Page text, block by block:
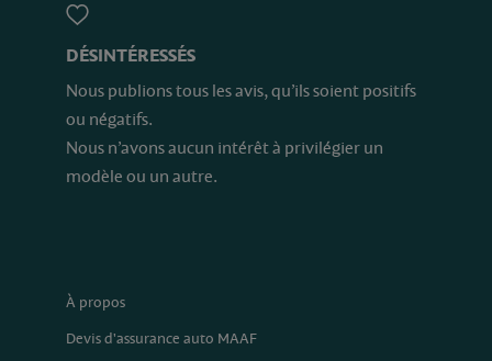
DÉSINTÉRESSÉS
Nous publions tous les avis, qu’ils soient positifs
ou négatifs.
Nous n’avons aucun intérêt à privilégier un
modèle ou un autre.
À propos
Devis d'assurance auto MAAF